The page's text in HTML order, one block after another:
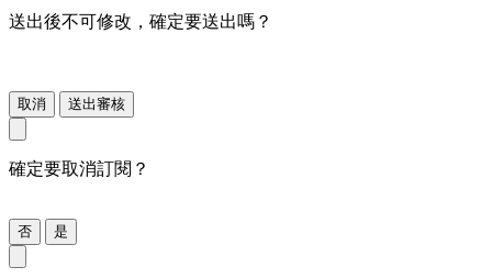
送出後不可修改，確定要送出嗎？
取消 送出審核
確定要取消訂閱？
否 是